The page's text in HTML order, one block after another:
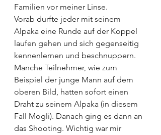
Familien vor meiner Linse.
Vorab durfte jeder mit seinem
Alpaka eine Runde auf der Koppel
laufen gehen und sich gegenseitig
kennenlernen und beschnuppern.
Manche Teilnehmer, wie zum
Beispiel der junge Mann auf dem
oberen Bild, hatten sofort einen
Draht zu seinem Alpaka (in diesem
Fall Mogli). Danach ging es dann an
das Shooting. Wichtig war mir